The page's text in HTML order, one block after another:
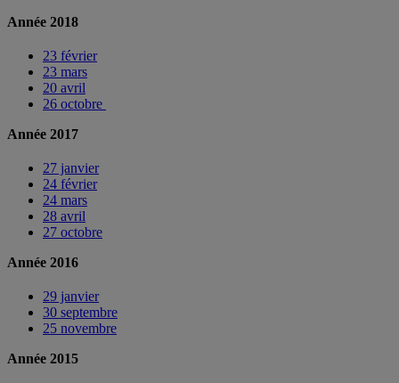
Année 2018
23 février
23 mars
20 avril
26 octobre
Année 2017
27 janvier
24 février
24 mars
28 avril
27 octobre
Année 2016
29 janvier
30 septembre
25 novembre
Année 2015